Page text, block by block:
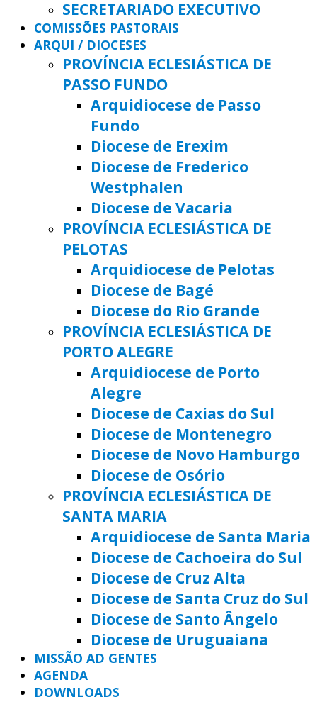
SECRETARIADO EXECUTIVO
COMISSÕES PASTORAIS
ARQUI / DIOCESES
PROVÍNCIA ECLESIÁSTICA DE
PASSO FUNDO
Arquidiocese de Passo
Fundo
Diocese de Erexim
Diocese de Frederico
Westphalen
Diocese de Vacaria
PROVÍNCIA ECLESIÁSTICA DE
PELOTAS
Arquidiocese de Pelotas
Diocese de Bagé
Diocese do Rio Grande
PROVÍNCIA ECLESIÁSTICA DE
PORTO ALEGRE
Arquidiocese de Porto
Alegre
Diocese de Caxias do Sul
Diocese de Montenegro
Diocese de Novo Hamburgo
Diocese de Osório
PROVÍNCIA ECLESIÁSTICA DE
SANTA MARIA
Arquidiocese de Santa Maria
Diocese de Cachoeira do Sul
Diocese de Cruz Alta
Diocese de Santa Cruz do Sul
Diocese de Santo Ângelo
Diocese de Uruguaiana
MISSÃO AD GENTES
AGENDA
DOWNLOADS